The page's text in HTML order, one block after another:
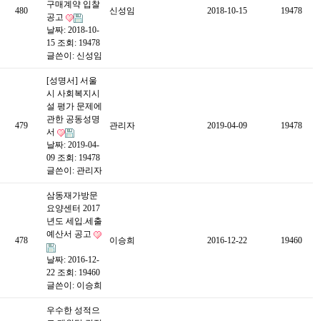
480
구매계약 입찰
공고
날짜: 2018-10-
15 조회: 19478
글쓴이: 신성임
신성임 2018-10-15 19478
479
[성명서] 서울
시 사회복지시
설 평가 문제에
관한 공동성명
서
날짜: 2019-04-
09 조회: 19478
글쓴이: 관리자
관리자 2019-04-09 19478
478
삼동재가방문
요양센터 2017
년도 세입.세출
예산서 공고
날짜: 2016-12-
22 조회: 19460
글쓴이: 이승희
이승희 2016-12-22 19460
우수한 성적으